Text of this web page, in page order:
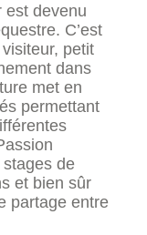
est devenu
C’est
petit
dans
met en
permettant
de
et bien sûr
partage entre